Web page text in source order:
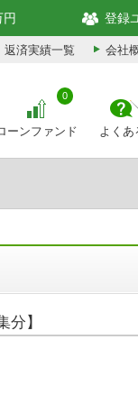
円 登録
返済実績一覧 会社
ーンファンド
0
よくあ
】